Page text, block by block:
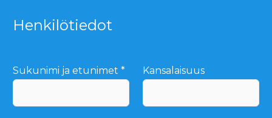
Henkilötiedot
Sukunimi ja etunimet * Kansalaisuus